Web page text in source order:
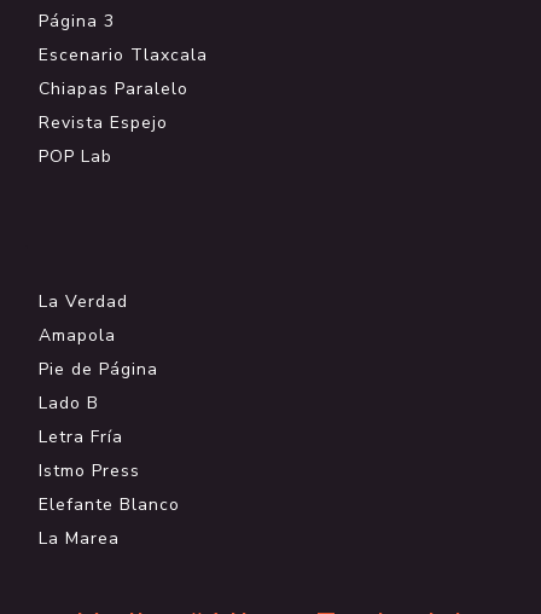
Página 3
Escenario Tlaxcala
Chiapas Paralelo
Revista Espejo
POP Lab
La Verdad
Amapola
Pie de Página
Lado B
Letra Fría
Istmo Press
Elefante Blanco
La Marea